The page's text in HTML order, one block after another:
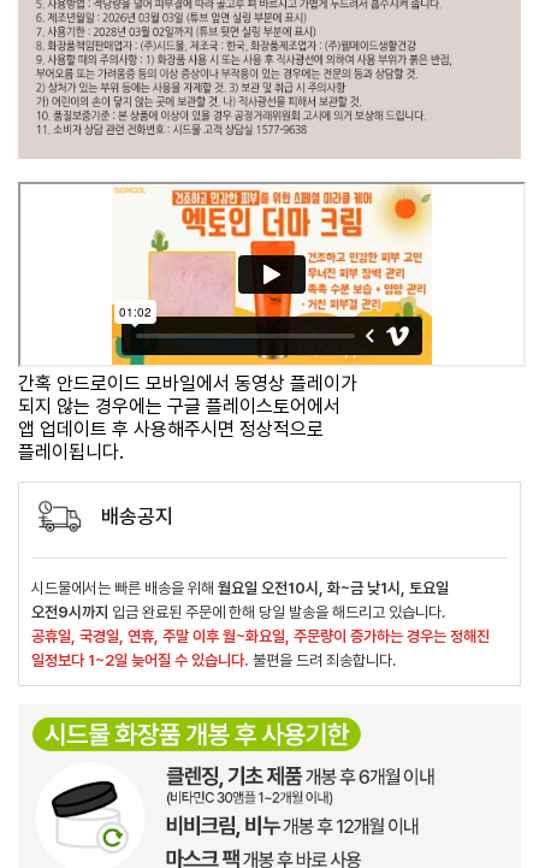
간혹 안드로이드 모바일에서 동영상 플레이가
되지 않는 경우에는 구글 플레이스토어에서
앱 업데이트 후 사용해주시면 정상적으로
플레이됩니다.
배송공지
시드물에서는 빠른 배송을 위해 월요일 오전10시, 화~금 낮1시, 토요일
오전9시까지 입금 완료된 주문에 한해 당일 발송을 해드리고 있습니다.
공휴일, 국경일, 연휴, 주말 이후 월~화요일, 주문량이 증가하는 경우는 정해진
일정보다 1~2일 늦어질 수 있습니다. 불편을 드려 죄송합니다.